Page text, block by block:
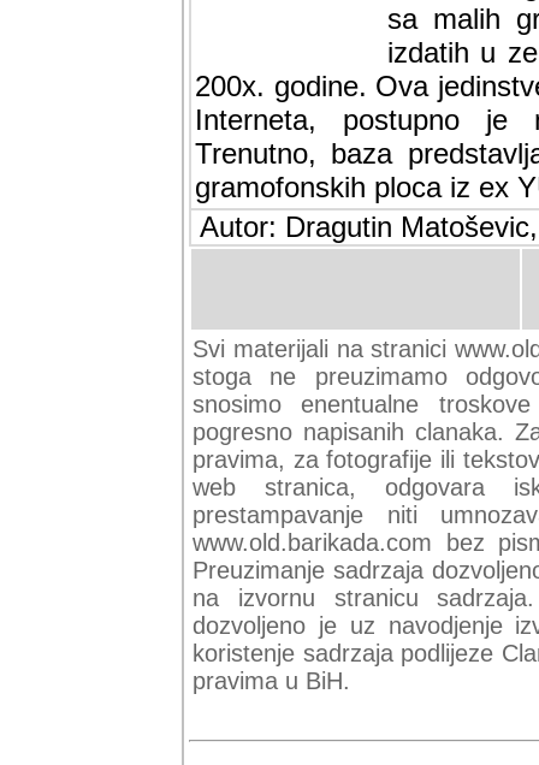
sa malih
izdatih u
200x. godine. Ova
Interneta, postupno je
baza predstavlja
ploca iz ex YU.
Autor: Dragutin
Svi materijali na stranici
stoga ne preuzimamo
snosimo enentualne
pogresno napisanih clanaka.
pravima, za fotografije ili
web stranica, odgovara
prestampavanje niti
www.old.barikada.com bez
Preuzimanje sadrzaja
na izvornu stranicu
dozvoljeno je uz navodjenje
koristenje sadrzaja podlijeze
pravima u BiH.